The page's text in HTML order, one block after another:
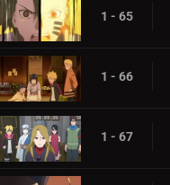
1 - 65
1 - 66
1 - 67